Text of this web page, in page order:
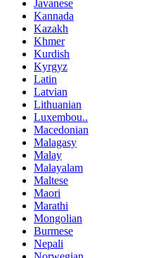
Javanese
Kannada
Kazakh
Khmer
Kurdish
Kyrgyz
Latin
Latvian
Lithuanian
Luxembou..
Macedonian
Malagasy
Malay
Malayalam
Maltese
Maori
Marathi
Mongolian
Burmese
Nepali